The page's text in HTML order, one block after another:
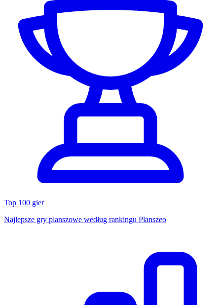
Top 100 gier
Najlepsze gry planszowe według rankingu Planszeo